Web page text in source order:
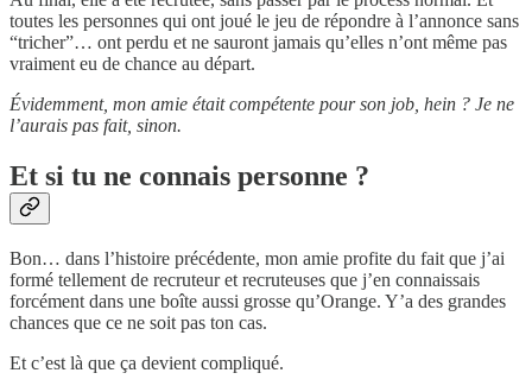
toutes les personnes qui ont joué le jeu de répondre à l’annonce sans
“tricher”… ont perdu et ne sauront jamais qu’elles n’ont même pas
vraiment eu de chance au départ.
Évidemment, mon amie était compétente pour son job, hein ? Je ne
l’aurais pas fait, sinon.
Et si tu ne connais personne ?
Bon… dans l’histoire précédente, mon amie profite du fait que j’ai
formé tellement de recruteur et recruteuses que j’en connaissais
forcément dans une boîte aussi grosse qu’Orange. Y’a des grandes
chances que ce ne soit pas ton cas.
Et c’est là que ça devient compliqué.